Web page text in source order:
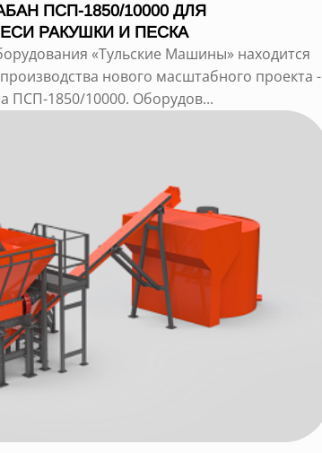
ПСП-1850/10000 ДЛЯ
РАКУШКИ И ПЕСКА
«Тульские Машины» находится
нового масштабного проекта -
ПСП-1850/10000. Оборудов...